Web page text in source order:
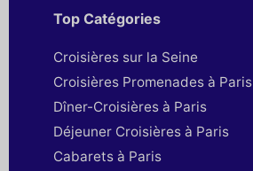
Top Catégories
Croisières sur la Seine
Croisières Promenades à Paris
Dîner-Croisières à Paris
Déjeuner Croisières à Paris
Cabarets à Paris